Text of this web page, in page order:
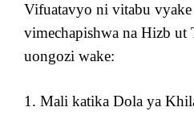
Vifuatavyo ni vitabu vyake
vimechapishwa na Hizb ut
uongozi wake:
1. Mali katika Dola ya